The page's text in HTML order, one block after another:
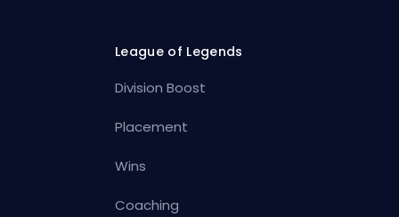
League of Legends
Division Boost
Placement
Wins
Coaching